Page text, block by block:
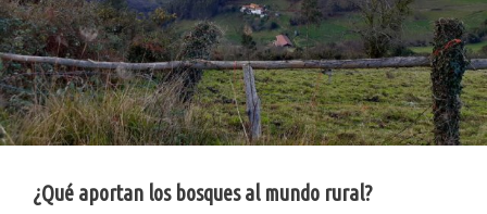
¿Qué aportan los bosques al mundo rural?